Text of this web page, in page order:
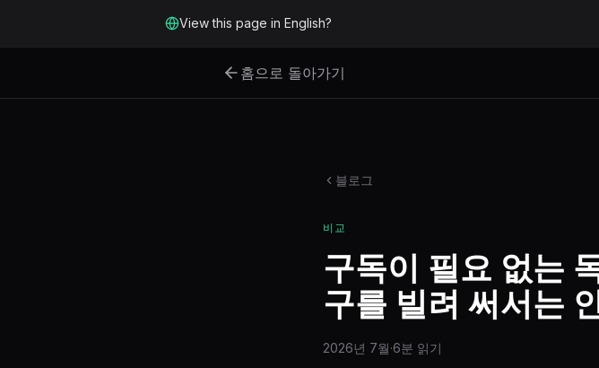
View this page in English?
홈으로 돌아가기
블로그
비교
구독이 필요 없는
구를 빌려 써서는
2026년 7월·6분 읽기